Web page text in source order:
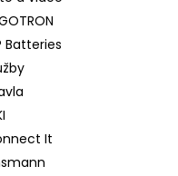
Batteries
It